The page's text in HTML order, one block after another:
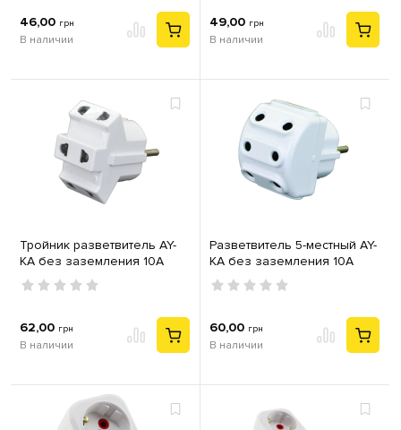
46,00 грн
В наличии
49,00 грн
В наличии
Тройник разветвитель AY-
KA без заземления 10А
белый
62,00 грн
В наличии
Разветвитель 5-местный AY-
KA без заземления 10А
белый
60,00 грн
В наличии